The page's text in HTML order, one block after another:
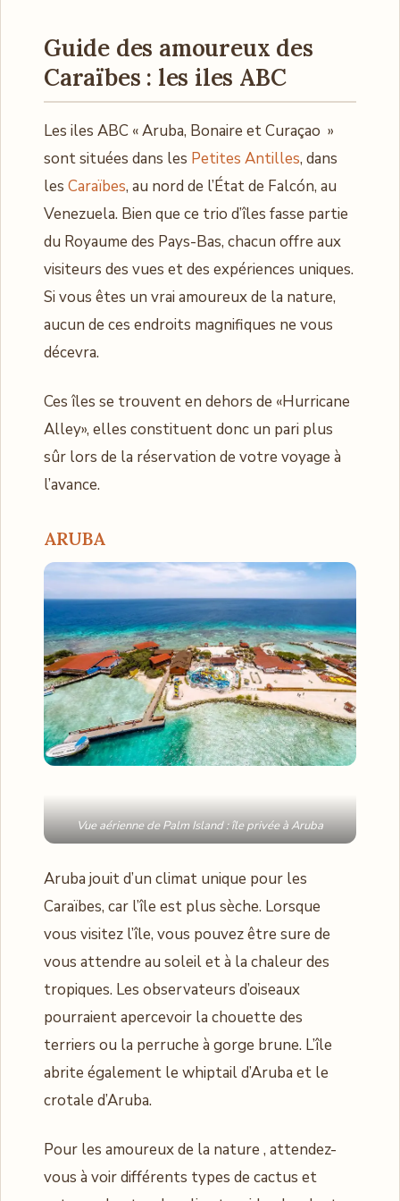
Guide des amoureux des
Caraïbes : les iles ABC
Les iles ABC « Aruba, Bonaire et Curaçao »
sont situées dans les Petites Antilles, dans
les Caraïbes, au nord de l’État de Falcón, au
Venezuela. Bien que ce trio d’îles fasse partie
du Royaume des Pays-Bas, chacun offre aux
visiteurs des vues et des expériences uniques.
Si vous êtes un vrai amoureux de la nature,
aucun de ces endroits magnifiques ne vous
décevra.
Ces îles se trouvent en dehors de «Hurricane
Alley», elles constituent donc un pari plus
sûr lors de la réservation de votre voyage à
l’avance.
ARUBA
Vue aérienne de Palm Island : île privée à Aruba
Aruba jouit d’un climat unique pour les
Caraïbes, car l’île est plus sèche. Lorsque
vous visitez l’île, vous pouvez être sure de
vous attendre au soleil et à la chaleur des
tropiques. Les observateurs d’oiseaux
pourraient apercevoir la chouette des
terriers ou la perruche à gorge brune. L’île
abrite également le whiptail d’Aruba et le
crotale d’Aruba.
Pour les amoureux de la nature , attendez-
vous à voir différents types de cactus et